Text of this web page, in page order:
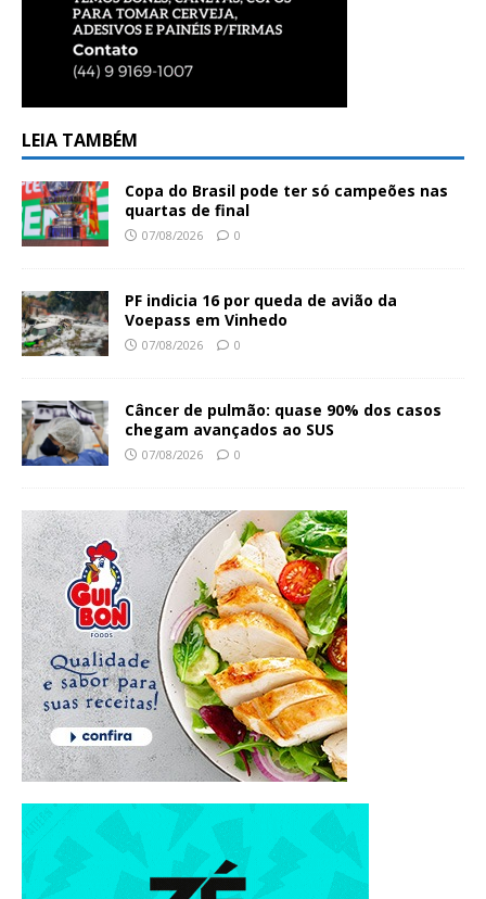
LEIA TAMBÉM
Copa do Brasil pode ter só campeões nas
quartas de final
07/08/2026 0
PF indicia 16 por queda de avião da
Voepass em Vinhedo
07/08/2026 0
Câncer de pulmão: quase 90% dos casos
chegam avançados ao SUS
07/08/2026 0